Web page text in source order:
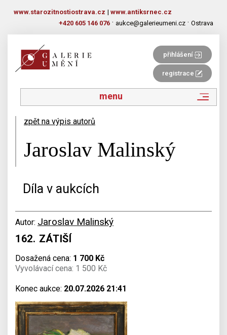
www.starozitnostiostrava.cz | www.antiksrnec.cz
+420 605 146 076 · aukce@galerieumeni.cz · Ostrava
přihlášení
registrace
menu
zpět na výpis autorů
Jaroslav Malinský
Díla v aukcích
Autor: Jaroslav Malinský
162. ZÁTIŠÍ
Dosažená cena: 1 700 Kč
Vyvolávací cena: 1 500 Kč
Konec aukce: 20.07.2026 21:41